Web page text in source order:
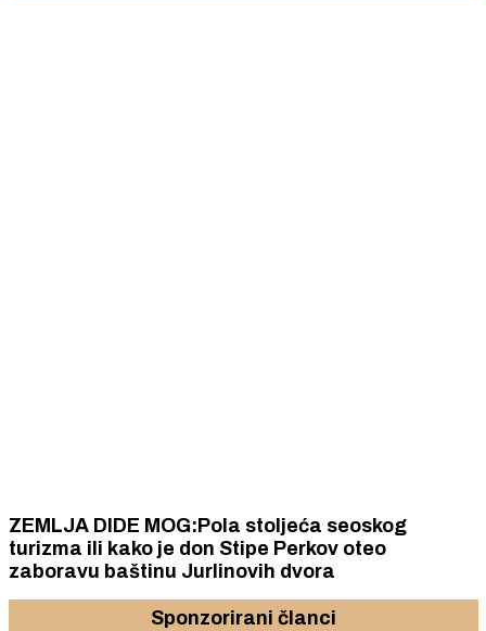
ZEMLJA DIDE MOG:Pola stoljeća seoskog
turizma ili kako je don Stipe Perkov oteo
zaboravu baštinu Jurlinovih dvora
Sponzorirani članci